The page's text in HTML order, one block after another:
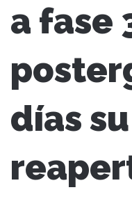
a fase
días su